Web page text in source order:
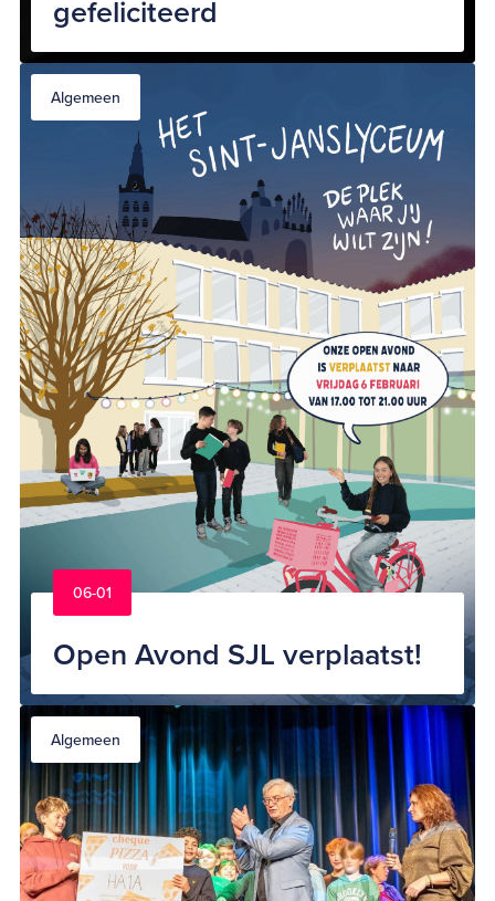
gefeliciteerd
Algemeen
06-01
Open Avond SJL verplaatst!
Algemeen